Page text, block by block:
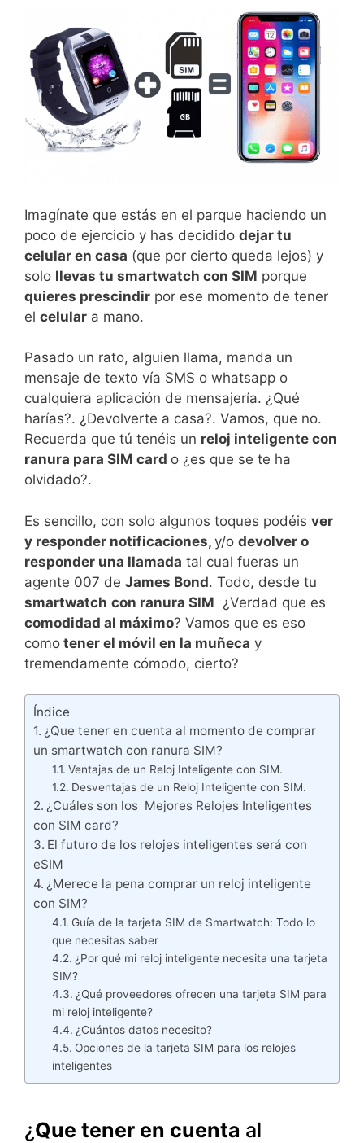
Imagínate que estás en el parque haciendo un
poco de ejercicio y has decidido dejar tu
celular en casa (que por cierto queda lejos) y
solo llevas tu smartwatch con SIM porque
quieres prescindir por ese momento de tener
el celular a mano.
Pasado un rato, alguien llama, manda un
mensaje de texto vía SMS o whatsapp o
cualquiera aplicación de mensajería. ¿Qué
harías?. ¿Devolverte a casa?. Vamos, que no.
Recuerda que tú tenéis un reloj inteligente con
ranura para SIM card o ¿es que se te ha
olvidado?.
Es sencillo, con solo algunos toques podéis ver
y responder notificaciones, y/o devolver o
responder una llamada tal cual fueras un
agente 007 de James Bond. Todo, desde tu
smartwatch con ranura SIM ¿Verdad que es
comodidad al máximo? Vamos que es eso
como tener el móvil en la muñeca y
tremendamente cómodo, cierto?
Índice
¿Que tener en cuenta al momento de comprar
un smartwatch con ranura SIM?
Ventajas de un Reloj Inteligente con SIM.
Desventajas de un Reloj Inteligente con SIM.
¿Cuáles son los Mejores Relojes Inteligentes
con SIM card?
El futuro de los relojes inteligentes será con
eSIM
¿Merece la pena comprar un reloj inteligente
con SIM?
Guía de la tarjeta SIM de Smartwatch: Todo lo
que necesitas saber
¿Por qué mi reloj inteligente necesita una tarjeta
SIM?
¿Qué proveedores ofrecen una tarjeta SIM para
mi reloj inteligente?
¿Cuántos datos necesito?
Opciones de la tarjeta SIM para los relojes
inteligentes
¿Que tener en cuenta al